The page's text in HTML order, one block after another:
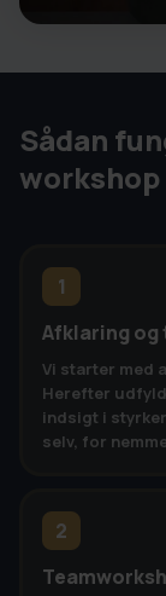
Sådan
workshop
1
Afklaring
Vi starter med
Herefter
indsigt i
selv, for
2